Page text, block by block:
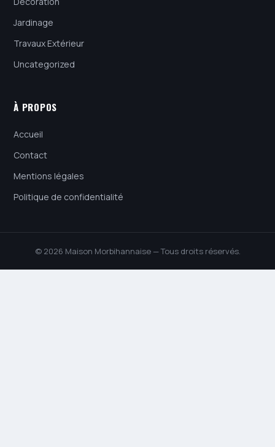
Jardinage
Travaux Extérieur
Uncategorized
À PROPOS
Accueil
Contact
Mentions légales
Politique de confidentialité
© 2026 Maison Morbihannaise — Tous droits réservés.